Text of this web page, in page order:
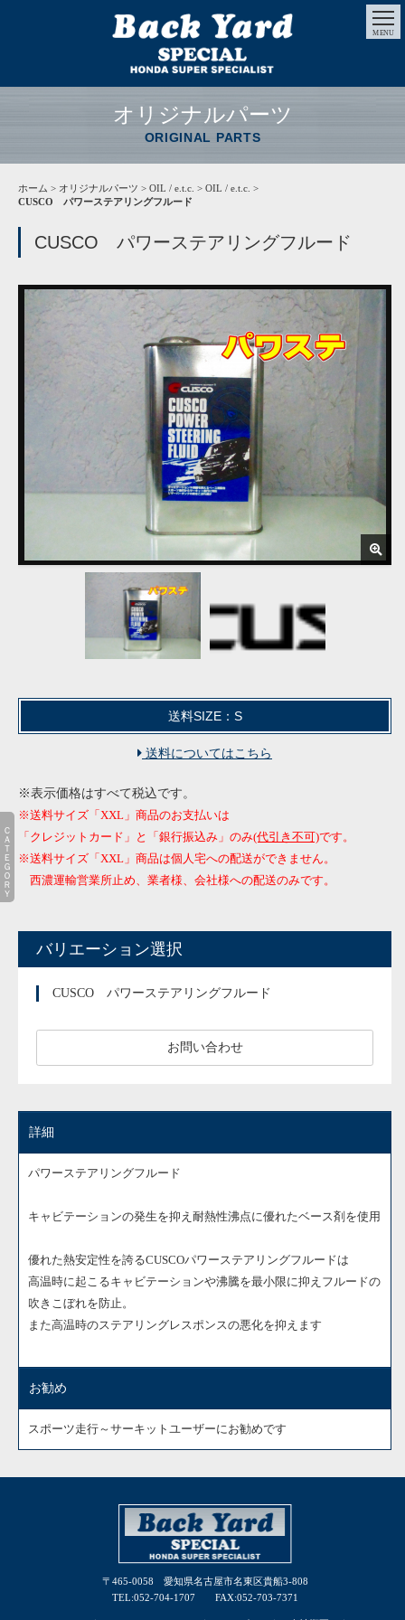
MENU
オリジナルパーツ
ORIGINAL PARTS
ホーム > オリジナルパーツ > OIL / e.t.c. > OIL / e.t.c. >
CUSCO パワーステアリングフルード
CUSCO パワーステアリングフルード
送料SIZE：S
送料についてはこちら
※表示価格はすべて税込です。
※送料サイズ「XXL」商品のお支払いは
「クレジットカード」と「銀行振込み」のみ(代引き不可)です。
※送料サイズ「XXL」商品は個人宅への配送ができません。
西濃運輸営業所止め、業者様、会社様への配送のみです。
バリエーション選択
CUSCO パワーステアリングフルード
お問い合わせ
詳細
パワーステアリングフルード
キャビテーションの発生を抑え耐熱性沸点に優れたベース剤を使用
優れた熱安定性を誇るCUSCOパワーステアリングフルードは
高温時に起こるキャビテーションや沸騰を最小限に抑えフルードの
吹きこぼれを防止。
また高温時のステアリングレスポンスの悪化を抑えます
お勧め
スポーツ走行～サーキットユーザーにお勧めです
ＣＡＴＥＧＯＲＹ
〒465-0058 愛知県名古屋市名東区貴船3-808
TEL:052-704-1707 FAX:052-703-7371